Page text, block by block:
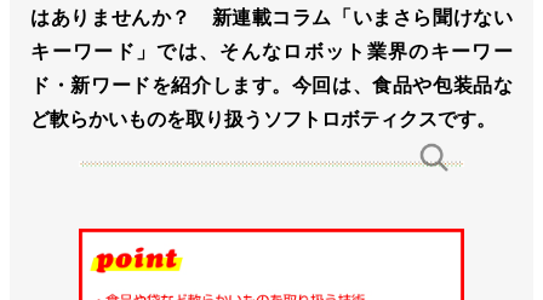
はありませんか？ 新連載コラム「いまさら聞けない
キーワード」では、そんなロボット業界のキーワー
ド・新ワードを紹介します。今回は、食品や包装品な
ど軟らかいものを取り扱うソフトロボティクスです。